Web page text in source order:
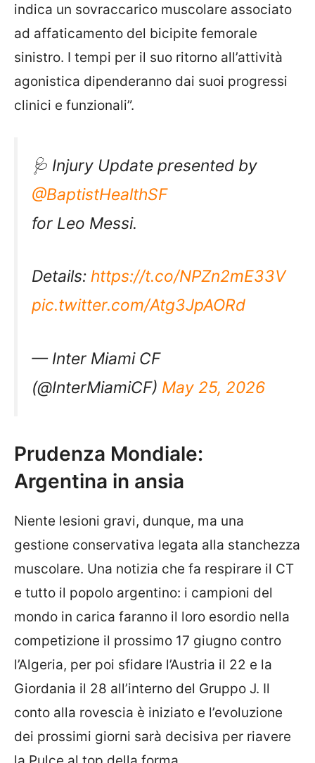
indica un sovraccarico muscolare associato
ad affaticamento del bicipite femorale
sinistro. I tempi per il suo ritorno all’attività
agonistica dipenderanno dai suoi progressi
clinici e funzionali”.
🩺 Injury Update presented by
@BaptistHealthSF
for Leo Messi.
Details: https://t.co/NPZn2mE33V
pic.twitter.com/Atg3JpAORd
— Inter Miami CF
(@InterMiamiCF) May 25, 2026
Prudenza Mondiale:
Argentina in ansia
Niente lesioni gravi, dunque, ma una
gestione conservativa legata alla stanchezza
muscolare. Una notizia che fa respirare il CT
e tutto il popolo argentino: i campioni del
mondo in carica faranno il loro esordio nella
competizione il prossimo 17 giugno contro
l’Algeria, per poi sfidare l’Austria il 22 e la
Giordania il 28 all’interno del Gruppo J. Il
conto alla rovescia è iniziato e l’evoluzione
dei prossimi giorni sarà decisiva per riavere